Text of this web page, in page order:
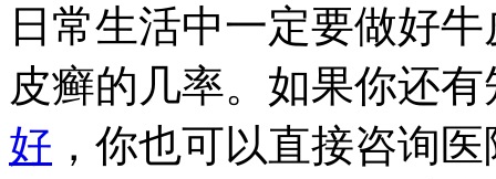
日常生活中一定要做好
皮癣的几率。如果你还有
好 ，你也可以直接咨询